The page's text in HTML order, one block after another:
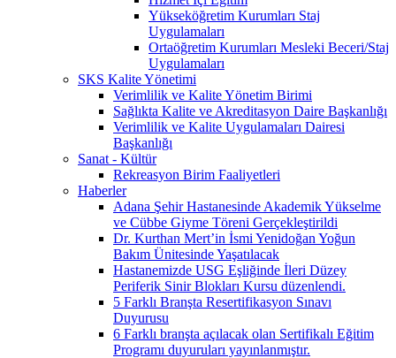
Yükseköğretim Kurumları Staj
Uygulamaları
Ortaöğretim Kurumları Mesleki Beceri/Staj
Uygulamaları
SKS Kalite Yönetimi
Verimlilik ve Kalite Yönetim Birimi
Sağlıkta Kalite ve Akreditasyon Daire Başkanlığı
Verimlilik ve Kalite Uygulamaları Dairesi
Başkanlığı
Sanat - Kültür
Rekreasyon Birim Faaliyetleri
Haberler
Adana Şehir Hastanesinde Akademik Yükselme
ve Cübbe Giyme Töreni Gerçekleştirildi
Dr. Kurthan Mert’in İsmi Yenidoğan Yoğun
Bakım Ünitesinde Yaşatılacak
Hastanemizde USG Eşliğinde İleri Düzey
Periferik Sinir Blokları Kursu düzenlendi.
5 Farklı Branşta Resertifikasyon Sınavı
Duyurusu
6 Farklı branşta açılacak olan Sertifikalı Eğitim
Programı duyuruları yayınlanmıştır.